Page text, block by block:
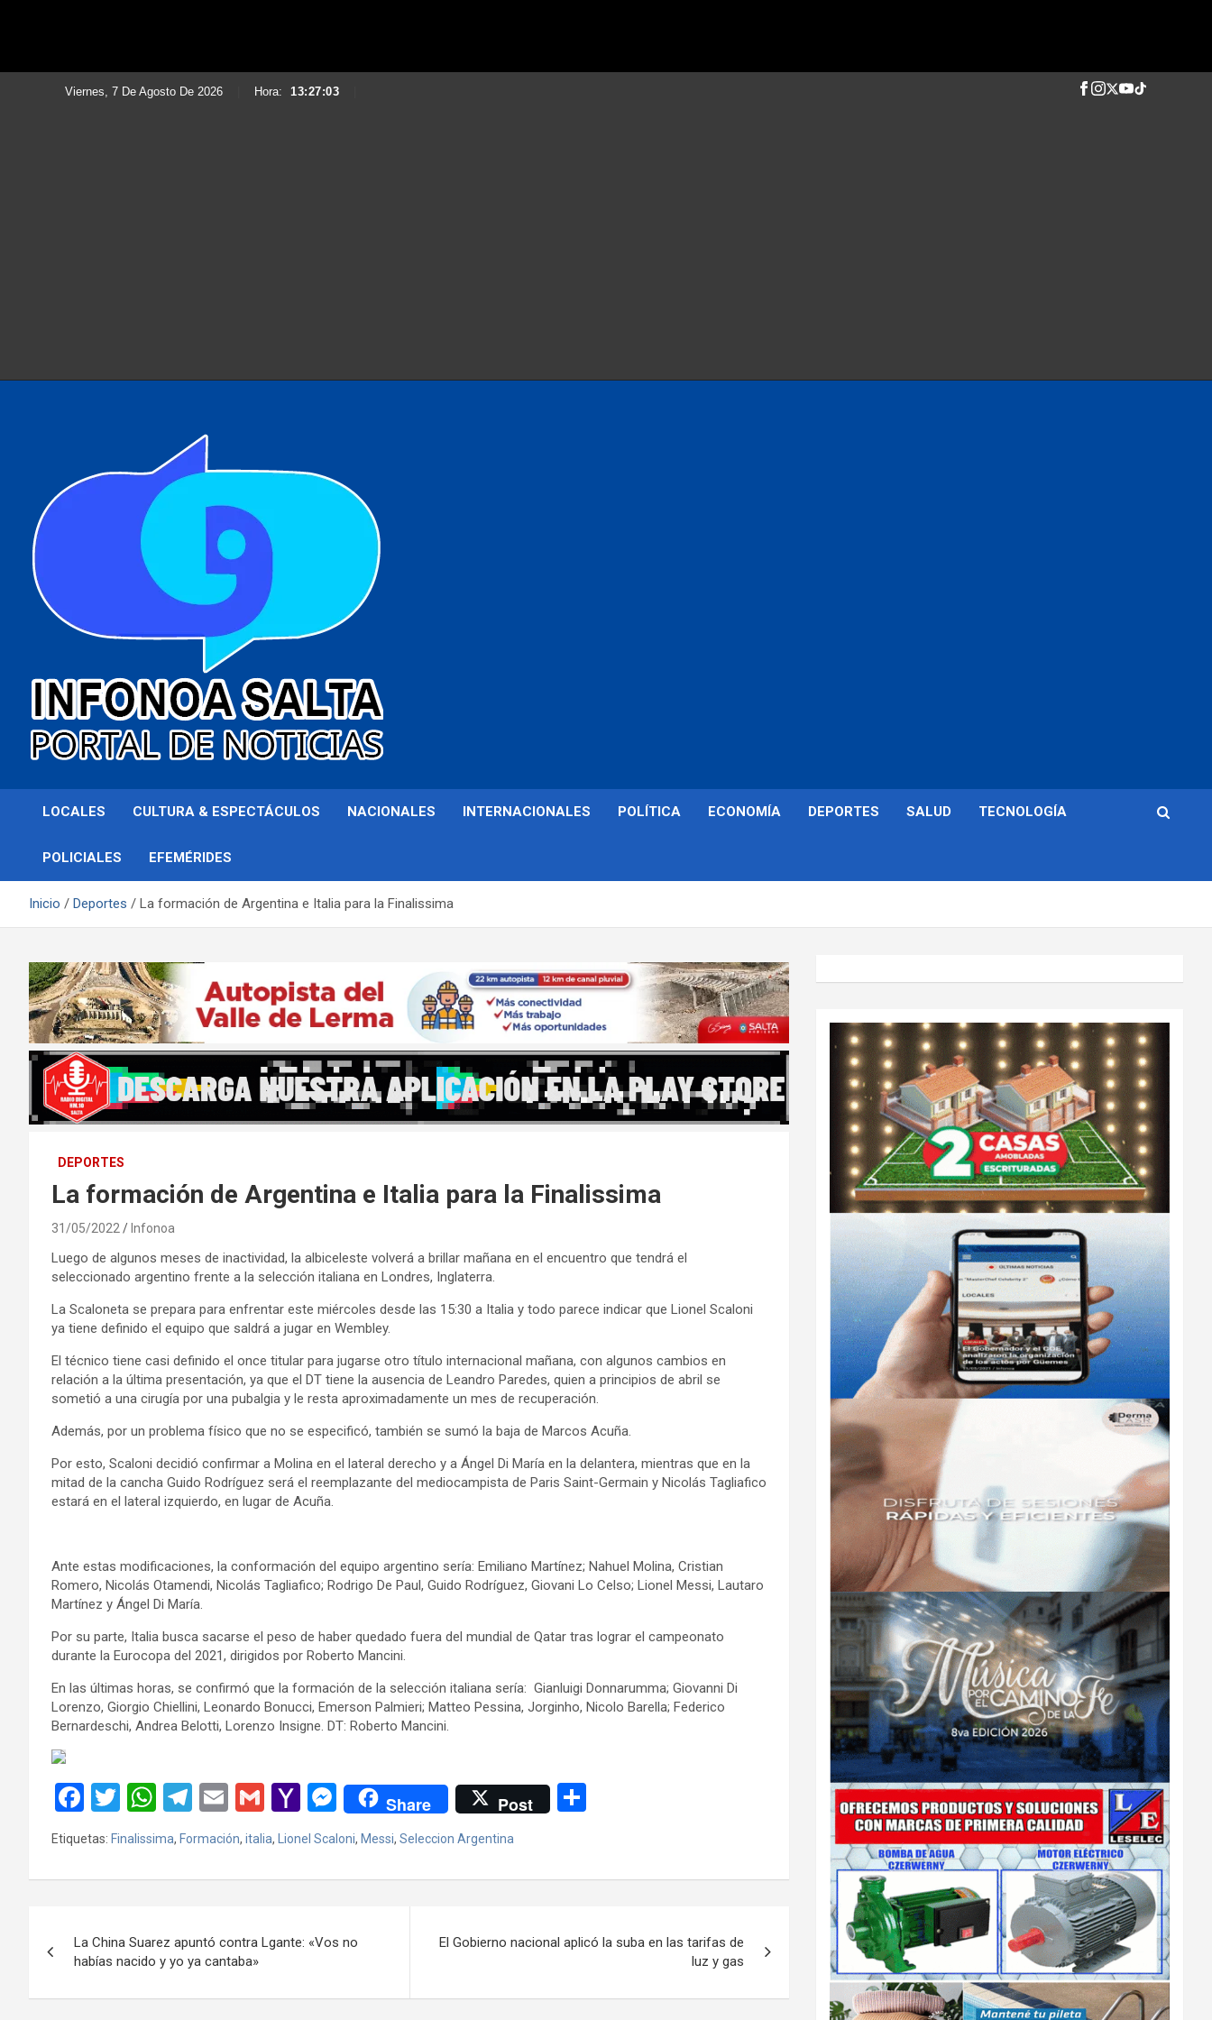
Viernes, 7 De Agosto De 2026 Hora: 13:27:05
Infonoa Salta
LOCALES CULTURA & ESPECTÁCULOS NACIONALES INTERNACIONALES POLÍTICA ECONOMÍA DEPORTES SALUD TECNOLOGÍA
POLICIALES EFEMÉRIDES
Inicio Deportes La formación de Argentina e Italia para la Finalissima
DEPORTES
La formación de Argentina e Italia para la Finalissima
31/05/2022 Infonoa
Luego de algunos meses de inactividad, la albiceleste volverá a brillar mañana en el encuentro que tendrá el
seleccionado argentino frente a la selección italiana en Londres, Inglaterra.
La Scaloneta se prepara para enfrentar este miércoles desde las 15:30 a Italia y todo parece indicar que Lionel Scaloni
ya tiene definido el equipo que saldrá a jugar en Wembley.
El técnico tiene casi definido el once titular para jugarse otro título internacional mañana, con algunos cambios en
relación a la última presentación, ya que el DT tiene la ausencia de Leandro Paredes, quien a principios de abril se
sometió a una cirugía por una pubalgia y le resta aproximadamente un mes de recuperación.
Además, por un problema físico que no se especificó, también se sumó la baja de Marcos Acuña.
Por esto, Scaloni decidió confirmar a Molina en el lateral derecho y a Ángel Di María en la delantera, mientras que en la
mitad de la cancha Guido Rodríguez será el reemplazante del mediocampista de Paris Saint-Germain y Nicolás Tagliafico
estará en el lateral izquierdo, en lugar de Acuña.
Ante estas modificaciones, la conformación del equipo argentino sería: Emiliano Martínez; Nahuel Molina, Cristian
Romero, Nicolás Otamendi, Nicolás Tagliafico; Rodrigo De Paul, Guido Rodríguez, Giovani Lo Celso; Lionel Messi, Lautaro
Martínez y Ángel Di María.
Por su parte, Italia busca sacarse el peso de haber quedado fuera del mundial de Qatar tras lograr el campeonato
durante la Eurocopa del 2021, dirigidos por Roberto Mancini.
En las últimas horas, se confirmó que la formación de la selección italiana sería: Gianluigi Donnarumma; Giovanni Di
Lorenzo, Giorgio Chiellini, Leonardo Bonucci, Emerson Palmieri; Matteo Pessina, Jorginho, Nicolo Barella; Federico
Bernardeschi, Andrea Belotti, Lorenzo Insigne. DT: Roberto Mancini.
F
a
ce
b
o
k
T
wi
tt
er
W
at
s
p
p
T
e
gr
m
E
m
ail
G
m
ail
Y
a
h
o
M
M
es
se
n
er
Share Post
p
tir
Etiquetas: Finalissima, Formación, italia, Lionel Scaloni, Messi, Seleccion Argentina
de
entradas
La China Suarez apuntó contra Lgante: «Vos no
habías nacido y yo ya cantaba»
El Gobierno nacional aplicó la suba en las tarifas de
luz y gas